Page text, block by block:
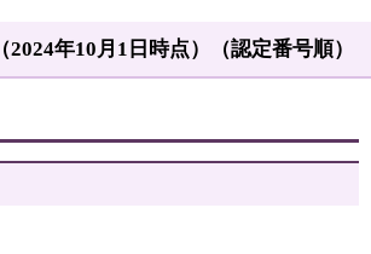
年10月1日時点）（認定番号順）